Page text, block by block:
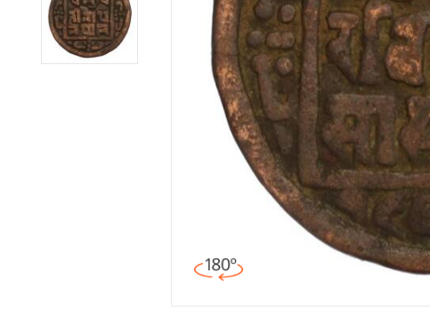
Иностранные монеты
Неофициальные выпуски монет (Unusual)
Античные и средневековые монеты